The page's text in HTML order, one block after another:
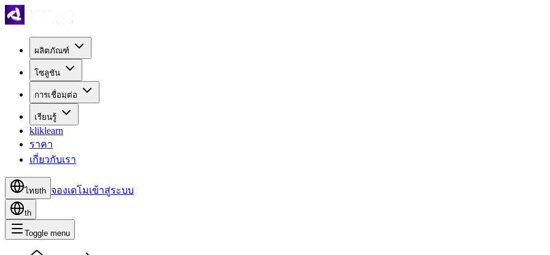
ผลิตภัณฑ์
โซลูชัน
การเชื่อมต่อ
เรียนรู้
kliklearn
ราคา
เกี่ยวกับเรา
ไทยth จองเดโมเข้าสู่ระบบ
th
Toggle menu